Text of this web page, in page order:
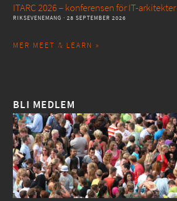
ITARC 2026 – konferensen för IT-arkitekter
RIKSEVENEMANG · 28 SEPTEMBER 2026
MER MEET & LEARN »
BLI MEDLEM